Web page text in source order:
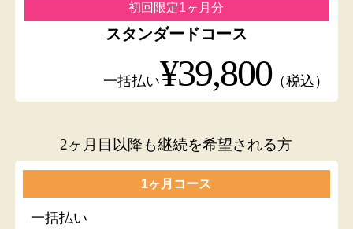
初回限定1ヶ月分
スタンダードコース
一括払い¥39,800 （税込）
2ヶ月目以降も継続を希望される方
1ヶ月コース
一括払い